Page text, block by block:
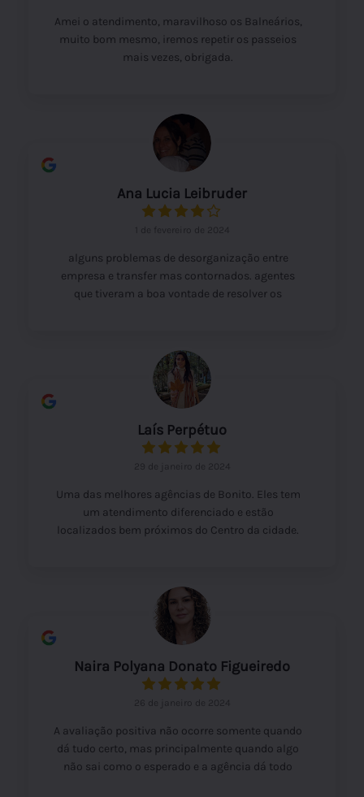
Amei o atendimento, maravilhoso os Balneários,
muito bom mesmo, iremos repetir os passeios
mais vezes, obrigada.
Ana Lucia Leibruder
1 de fevereiro de 2024
alguns problemas de desorganização entre
empresa e transfer mas contornados. agentes
que tiveram a boa vontade de resolver os
Laís Perpétuo
29 de janeiro de 2024
Uma das melhores agências de Bonito. Eles tem
um atendimento diferenciado e estão
localizados bem próximos do Centro da cidade.
passeios. Super recomendo!
Naira Polyana Donato Figueiredo
26 de janeiro de 2024
A avaliação positiva não ocorre somente quando
dá tudo certo, mas principalmente quando algo
não sai como o esperado e a agência dá todo